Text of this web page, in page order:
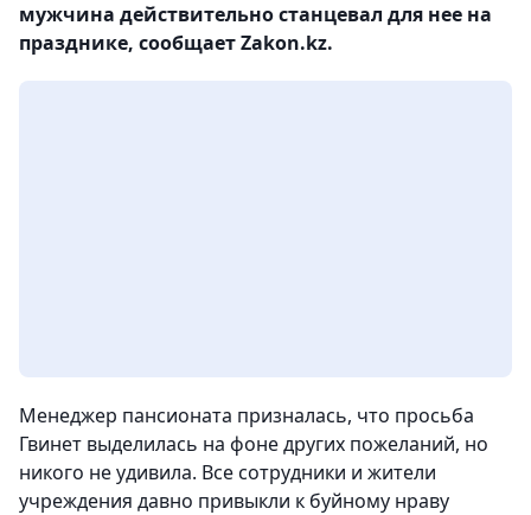
мужчина действительно станцевал для нее на
празднике, сообщает Zakon.kz.
Менеджер пансионата призналась, что просьба
Гвинет выделилась на фоне других пожеланий, но
никого не удивила. Все сотрудники и жители
учреждения давно привыкли к буйному нраву